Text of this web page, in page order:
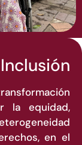
la equidad,
en el